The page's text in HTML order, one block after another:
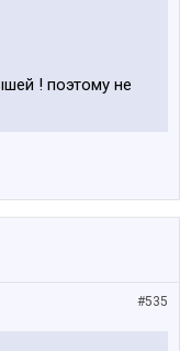
! поэтому не
#535